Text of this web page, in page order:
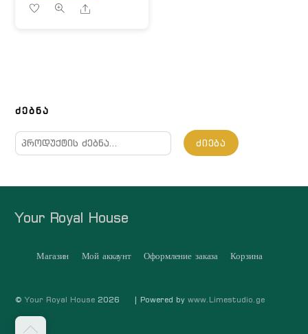
Share
ᲫᲔᲑᲜᲐ
ძებნა:
ᲫᲘᲔᲑᲐ
Your Royal House
Магазин Мой аккаунт Оформление заказа Корзина
თავში
©Your Royal House 2026 | Powered by www.Limestudio.ge